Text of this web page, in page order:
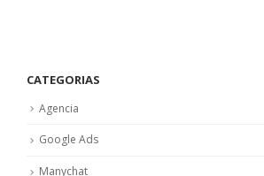
CATEGORIAS
Agencia
Google Ads
Manychat